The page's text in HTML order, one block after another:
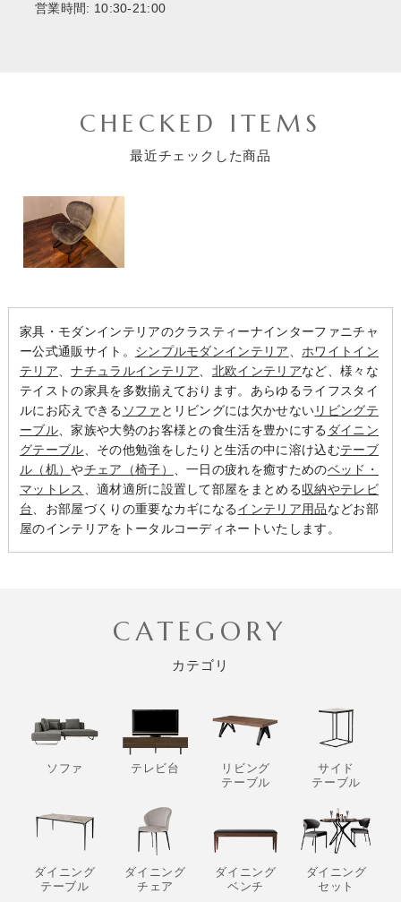
営業時間: 10:30-21:00
CHECKED ITEMS
最近チェックした商品
家具・モダンインテリアのクラスティーナインターファニチャ
ー公式通販サイト。 シンプルモダンインテリア
ホワイトイン
テリア 、ナチュラルインテリア 北欧インテリアなど、様々な
テイストの家具を多数揃えております。あらゆるライフスタイ
ルにお応えできる ソファ とリビングには欠かせないリビングテ
ーブル、家族や大勢のお客様との食生活を豊かにする ダイニン
グテーブル 、その他勉強をしたりと生活の中に溶け込むテーブ
ル（机）やチェア（椅子） 、一日の疲れを癒すためのベッド・
マットレス
、適材適所に設置して部屋をまとめる収納やテレビ
台 、お部屋づくりの重要なカギになるインテリア用品などお部
屋のインテリアをトータルコーディネートいたします。
CATEGORY
カテゴリ
ソファ テレビ台
リビング
テーブル
サイド
テーブル
ダイニング
テーブル
ダイニング
チェア
ダイニング
ベンチ
ダイニング
セット